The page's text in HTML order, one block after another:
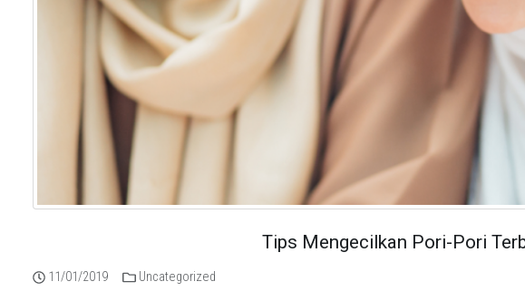
Tips Mengecilkan Pori-Pori
11/01/2019 Uncategorized